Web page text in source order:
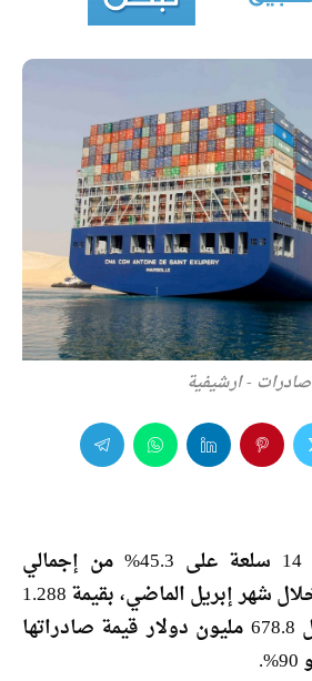
صادرات - ارشيفية
استحوذت صادرات 14 سلعة على 45.3% من إجمالي
الصادرات المصرية خلال شهر إبريل الماضي، بقيمة 1.288
مليار دولار في مقابل 678.8 مليون دولار قيمة صادراتها